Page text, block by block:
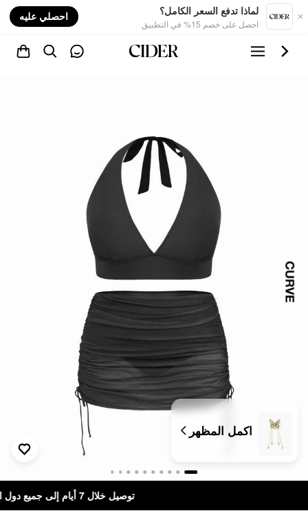
لماذا تدفع السعر الكامل؟
احصل على خصم 15% في التطبيق
احصلي عليه
اكمل المظهر